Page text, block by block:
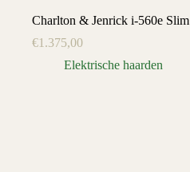
Charlton & Jenrick i-560e Slim
€1.375,00
Elektrische haarden